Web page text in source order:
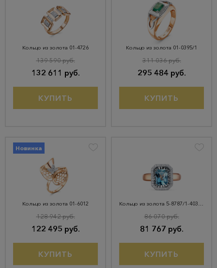
Кольцо из золота 01-4726
132 611 руб.
139 590 руб.
КУПИТЬ
Кольцо из золота 01-0395/1
295 484 руб.
311 036 руб.
КУПИТЬ
Новинка
Кольцо из золота 01-6012
122 495 руб.
128 942 руб.
КУПИТЬ
Кольцо из золота 5-8787/1-403И1-1КБ-Тлд
81 767 руб.
86 070 руб.
КУПИТЬ